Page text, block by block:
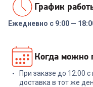
МФУ лазерное PANTUM
M6500W
График
Ежедневно с 9:00 —
Когда можно
При заказе до 12:00
доставка в тот же